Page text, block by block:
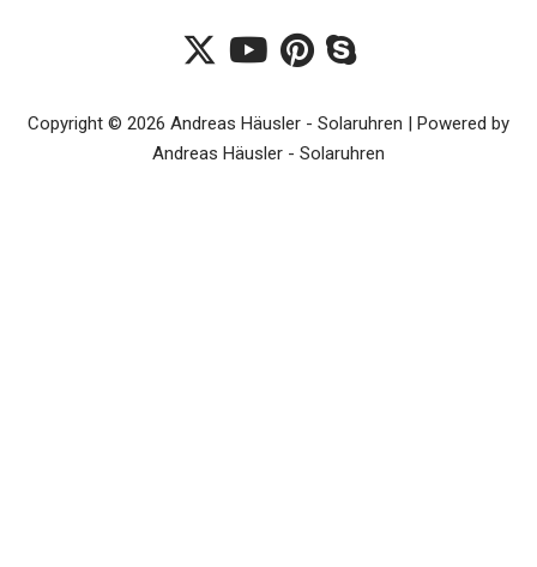
Copyright © 2026 Andreas Häusler - Solaruhren | Powered by
Andreas Häusler - Solaruhren